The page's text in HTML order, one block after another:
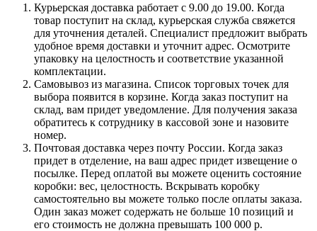
Курьерская доставка работает с 9.00 до 19.00. Когда
товар поступит на склад, курьерская служба свяжется
для уточнения деталей. Специалист предложит выбрать
удобное время доставки и уточнит адрес. Осмотрите
упаковку на целостность и соответствие указанной
комплектации.
Самовывоз из магазина. Список торговых точек для
выбора появится в корзине. Когда заказ поступит на
склад, вам придет уведомление. Для получения заказа
обратитесь к сотруднику в кассовой зоне и назовите
номер.
Почтовая доставка через почту России. Когда заказ
придет в отделение, на ваш адрес придет извещение о
посылке. Перед оплатой вы можете оценить состояние
коробки: вес, целостность. Вскрывать коробку
самостоятельно вы можете только после оплаты заказа.
Один заказ может содержать не больше 10 позиций и
его стоимость не должна превышать 100 000 р.